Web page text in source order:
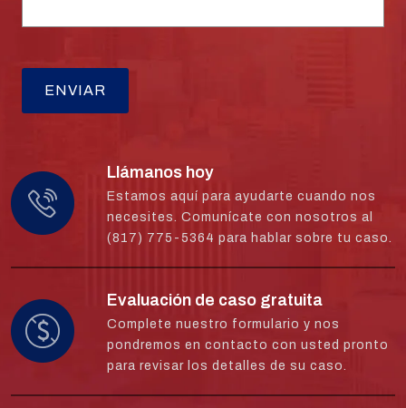
Llámanos hoy
Estamos aquí para ayudarte cuando nos
necesites. Comunícate con nosotros al
(817) 775-5364 para hablar sobre tu caso.
Evaluación de caso gratuita
Complete nuestro formulario y nos
pondremos en contacto con usted pronto
para revisar los detalles de su caso.